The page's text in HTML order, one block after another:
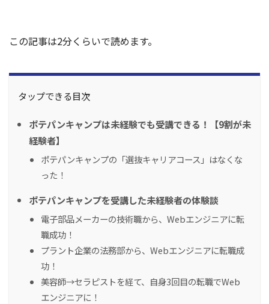
この記事は2分くらいで読めます。
タップできる目次
ポテパンキャンプは未経験でも受講できる！【9割が未
経験者】
ポテパンキャンプの「選抜キャリアコース」はなくな
った！
ポテパンキャンプを受講した未経験者の体験談
電子部品メーカーの技術職から、Webエンジニアに転
職成功！
プラント企業の法務部から、Webエンジニアに転職成
功！
美容師→セラピストを経て、自身3回目の転職でWeb
エンジニアに！